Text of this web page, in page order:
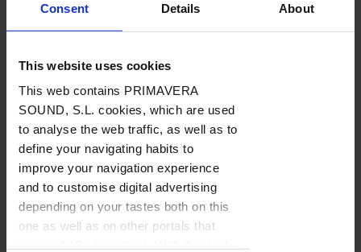
Consent Details About
This website uses cookies
This web contains PRIMAVERA
SOUND, S.L. cookies, which are used
to analyse the web traffic, as well as to
define your navigating habits to
improve your navigation experience
and to customise digital advertising
depending on your tastes both on this
one as well as on other portals that
Rockdelux 200
(Octubre 2002)
El disco más influyente de la
historia del rock. La progresión
del primer álbum de los Velvet
Underground, con nulo éxito en
su momento, es una ola que ha
ido creciendo y creciendo hasta